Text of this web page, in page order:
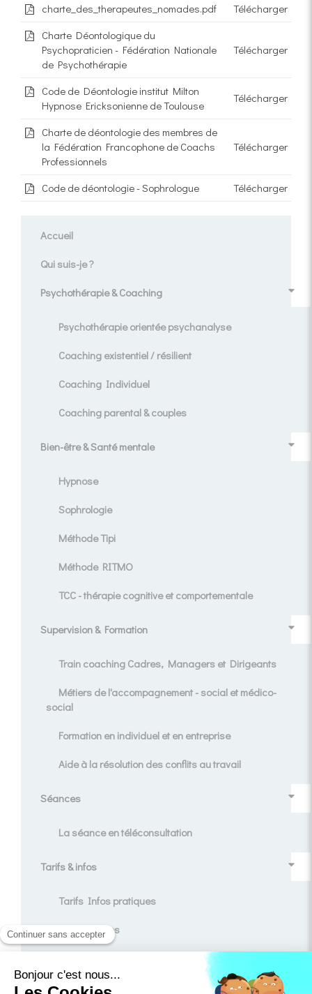
charte_des_therapeutes_nomades.pdf
Télécharger
Charte Déontologique du
Psychopraticien - Fédération Nationale
de Psychothérapie
Télécharger
Code de Déontologie institut Milton
Hypnose Ericksonienne de Toulouse
Télécharger
Charte de déontologie des membres de
la Fédération Francophone de Coachs
Professionnels
Télécharger
Code de déontologie - Sophrologue Télécharger
Accueil
Qui suis-je ?
Psychothérapie & Coaching
Psychothérapie orientée psychanalyse
Coaching existentiel / résilient
Coaching Individuel
Coaching parental & couples
Bien-être & Santé mentale
Hypnose
Sophrologie
Méthode Tipi
Méthode RITMO
TCC - thérapie cognitive et comportementale
Supervision & Formation
Train coaching Cadres, Managers et Dirigeants
Métiers de l'accompagnement - social et médico-
social
Formation en individuel et en entreprise
Aide à la résolution des conflits au travail
Séances
La séance en téléconsultation
Tarifs & infos
Tarifs Infos pratiques
Témoignages